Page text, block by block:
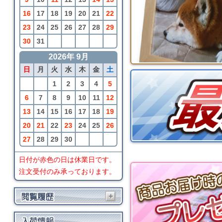
16
17 18 19 20 21
22
23
24 25 26 27 28
29
30
31
2026年 9月
日 月 火 水 木 金
土
1
2 3 4
5
6
7 8 9 10 11
12
13
14 15 16 17 18
19
20
21 22 23 24 25
26
27
28 29 30
日付が赤色の日は休業日です。
注文受付のみ承っております。
+
BRIO
トラベルトレイン